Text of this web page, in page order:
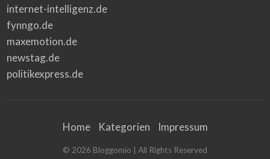
internet-intelligenz.de
fynngo.de
maxemotion.de
newstag.de
politikexpress.de
Home Kategorien Impressum
© 2026 Bloggomio | All Rights Reserved